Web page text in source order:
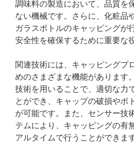
調味料の製造において、品質を
ない機械です。さらに、化粧品
ガラスボトルのキャッピングが
安全性を確保するために重要な
関連技術には、キャッピングプ
めのさまざまな機能があります
技術を用いることで、適切な力
とができ、キャップの破損やボ
が可能です。また、センサー技
テムにより、キャッピングの有
アルタイムで行うことができます